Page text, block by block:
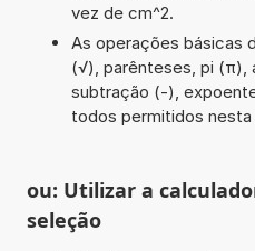
vez de cm^2.
As operações básicas
(√), parênteses, pi (π),
subtração (-),
todos permitidos nesta
ou: Utilizar a
seleção